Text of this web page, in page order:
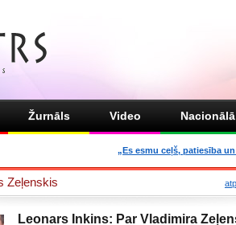
Žurnāls Video
„Es esmu ceļš, patiesība
Zeļenskis
Leonars Inkins: Par Vladimira